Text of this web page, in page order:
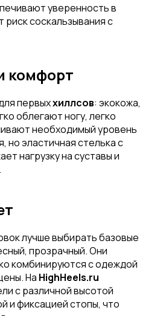
уверенность в
соскальзывания с
комфорт
первыххиллсов: экокожа,
облегают ногу, легко
необходимый уровень
но эластичная стелька с
нагрузку на суставы и
лучше выбирать базовые
прозрачный. Они
комбинируются с одеждой
На HighHeels.ru
с различной высотой
и фиксацией стопы, что